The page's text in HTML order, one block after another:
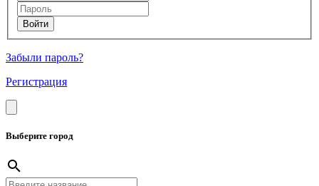
Забыли пароль?
Регистрация
Выберите город